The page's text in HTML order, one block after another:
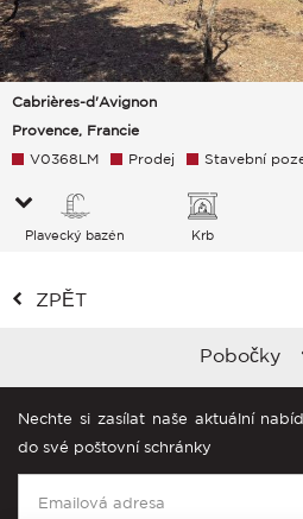
Cabrières-d'Avignon
Provence, Francie
V0368LM Prodej Stavební
Plavecký bazén Krb
ZPĚT
Pobočky
Nechte si zasílat naše aktuální
do své poštovní schránky